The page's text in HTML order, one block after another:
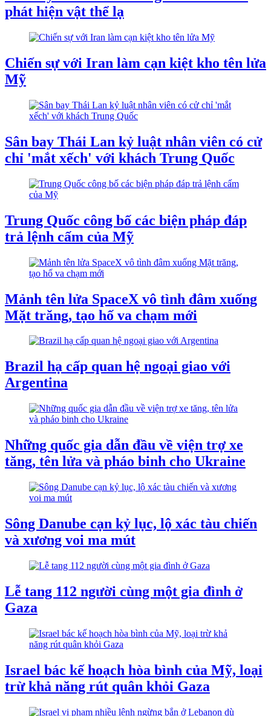
phát hiện vật thể lạ
Chiến sự với Iran làm cạn kiệt kho tên lửa
Mỹ
Sân bay Thái Lan kỷ luật nhân viên có cử
chỉ 'mắt xếch' với khách Trung Quốc
Trung Quốc công bố các biện pháp đáp
trả lệnh cấm của Mỹ
Mảnh tên lửa SpaceX vô tình đâm xuống
Mặt trăng, tạo hố va chạm mới
Brazil hạ cấp quan hệ ngoại giao với
Argentina
Những quốc gia dẫn đầu về viện trợ xe
tăng, tên lửa và pháo binh cho Ukraine
Sông Danube cạn kỷ lục, lộ xác tàu chiến
và xương voi ma mút
Lễ tang 112 người cùng một gia đình ở
Gaza
Israel bác kế hoạch hòa bình của Mỹ, loại
trừ khả năng rút quân khỏi Gaza